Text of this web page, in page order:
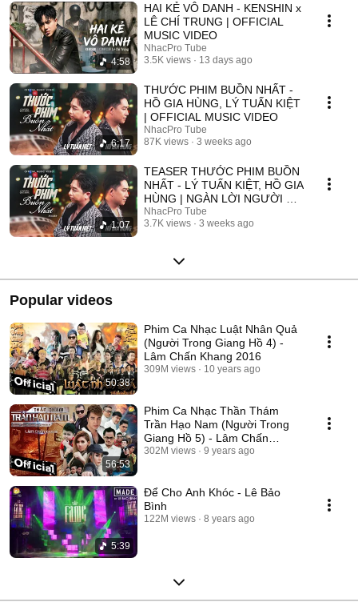
4:58
HAI KẺ VÔ DANH - KENSHIN x
LÊ CHÍ TRUNG | OFFICIAL
MUSIC VIDEO
NhacPro Tube
3.5K views
13 days ago
6:17
THƯỚC PHIM BUỒN NHẤT -
HỒ GIA HÙNG, LÝ TUẤN KIỆT
| OFFICIAL MUSIC VIDEO
NhacPro Tube
87K views
3 weeks ago
1:07
TEASER THƯỚC PHIM BUỒN
NHẤT - LÝ TUẤN KIỆT, HỒ GIA
HÙNG | NGÀN LỜI NGƯỜI ĐÃ
NÓI KHÔNG SAI ....
NhacPro Tube
3.7K views
3 weeks ago
Popular videos
50:38
Phim Ca Nhạc Luật Nhân Quả
(Người Trong Giang Hồ 4) -
Lâm Chấn Khang 2016
309M views 10 years ago
56:53
Phim Ca Nhạc Thần Thám
Trần Hạo Nam (Người Trong
Giang Hồ 5) - Lâm Chấn
Khang 2017
302M views 9 years ago
5:39
Để Cho Anh Khóc - Lê Bảo
Bình
122M views 8 years ago